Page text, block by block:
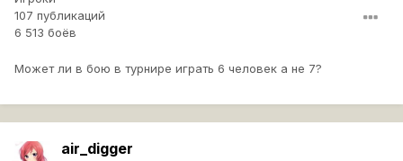
107 публикаций
6 513 боёв
Может ли в бою в турнире играть 6 человек а не 7?
air_digger